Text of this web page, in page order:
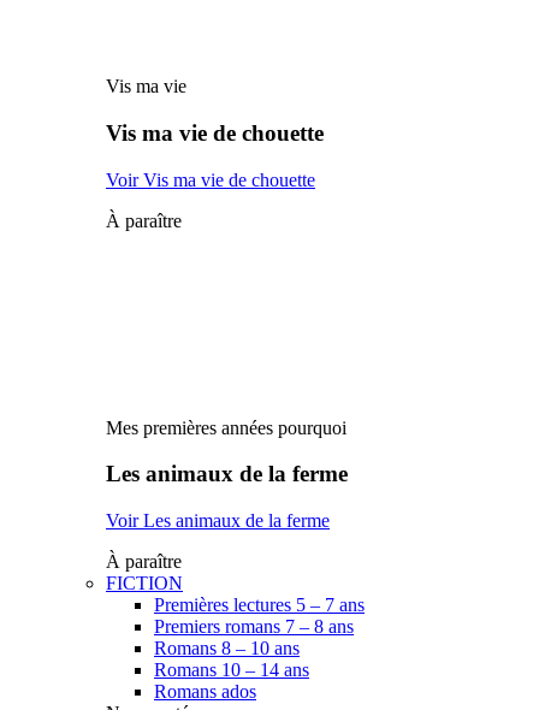
Vis ma vie
Vis ma vie de chouette
Voir Vis ma vie de chouette
À paraître
Mes premières années pourquoi
Les animaux de la ferme
Voir Les animaux de la ferme
À paraître
FICTION
Premières lectures 5 – 7 ans
Premiers romans 7 – 8 ans
Romans 8 – 10 ans
Romans 10 – 14 ans
Romans ados